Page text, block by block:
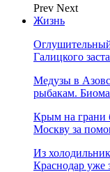
Prev Next
Жизнь
Галицкого
Медузы в
рыбакам.
Крым на грани
Москву за
Из
Краснодар уже